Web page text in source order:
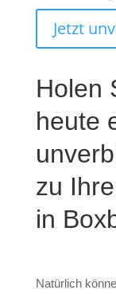
Jetzt
Holen
heute
zu
in
Natürlich